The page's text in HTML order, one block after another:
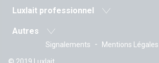
Histoire
Valeurs
La Direction
Laits et boissons lactées
Beurres
Fromages frais
Luxlait professionnel
Produits pro
Sur-mesure
Autres
Les recettes
Vitarium
Signalements - Mentions Légales